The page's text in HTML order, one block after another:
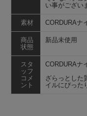
い事がござい
素材 CORDURAナ
商品
状態
新品未使用
スタ
ッフ
コメ
ント
CORDURAナ
ざらっとした
イルにぴった